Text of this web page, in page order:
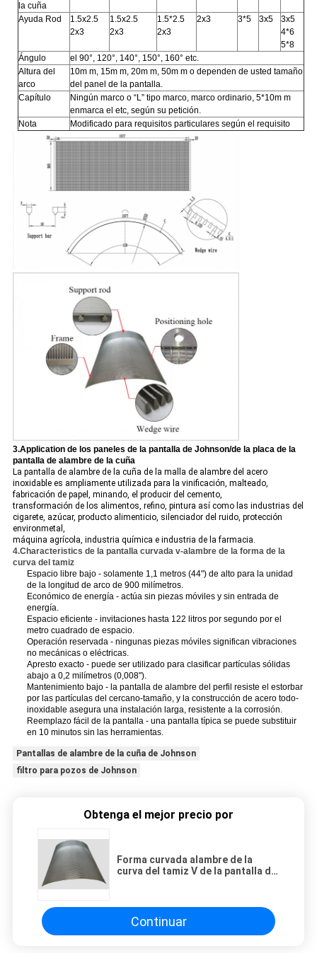
la cuña
Ayuda Rod
1.5x2.5
2x3
1.5x2.5
2x3
1.5*2.5
2x3
2x3 3*5 3x5
3x5
4*6
5*8
Ángulo
el 90°, 120°, 140°, 150°, 160° etc.
Altura del
arco
10m m, 15m m, 20m m, 50m m o dependen de usted tamaño
del panel de la pantalla.
Capítulo
Ningún marco o “L” tipo marco, marco ordinario, 5*10m m
enmarca el etc, según su petición.
Nota
Modificado para requisitos particulares según el requisito
3.Application de los paneles de la pantalla de Johnson/de la placa de la
pantalla de alambre de la cuña
La pantalla de alambre de la cuña de la malla de alambre del acero
inoxidable es ampliamente utilizada para la vinificación, malteado,
fabricación de papel, minando, el producir del cemento,
transformación de los alimentos, refino, pintura así como las industrias del
cigarete, azúcar, producto alimenticio, silenciador del ruido, protección
environmetal,
máquina agrícola, industria química e industria de la farmacia.
4.Characteristics de la pantalla curvada v-alambre de la forma de la
curva del tamiz
Espacio libre bajo - solamente 1,1 metros (44") de alto para la unidad
de la longitud de arco de 900 milímetros.
Económico de energía - actúa sin piezas móviles y sin entrada de
energía.
Espacio eficiente - invitaciones hasta 122 litros por segundo por el
metro cuadrado de espacio.
Operación reservada - ningunas piezas móviles significan vibraciones
no mecánicas o eléctricas.
Apresto exacto - puede ser utilizado para clasificar partículas sólidas
abajo a 0,2 milímetros (0,008").
Mantenimiento bajo - la pantalla de alambre del perfil resiste el estorbar
por las partículas del cercano-tamaño, y la construcción de acero todo-
inoxidable asegura una instalación larga, resistente a la corrosión.
Reemplazo fácil de la pantalla - una pantalla típica se puede substituir
en 10 minutos sin las herramientas.
Pantallas de alambre de la cuña de Johnson
filtro para pozos de Johnson
Obtenga el mejor precio por
Forma curvada alambre de la
curva del tamiz V de la pantalla de
Continuar